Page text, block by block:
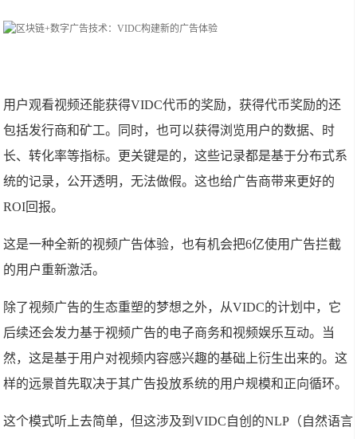
用户观看视频还能获得VIDC代币的奖励，获得代币奖励的还
包括发行商和矿工。同时，也可以获得浏览用户的数据、时
长、转化率等指标。更关键是的，这些记录都是基于分布式系
统的记录，公开透明，无法做假。这也给广告商带来更好的
ROI回报。
这是一种全新的视频广告体验，也有机会把6亿使用广告拦截
的用户重新激活。
除了视频广告的生态重塑的梦想之外，从VIDC的计划中，它
后续还会发力基于视频广告的电子商务和视频娱乐互动。当
然，这是基于用户对视频内容感兴趣的基础上衍生出来的。这
样的远景首先取决于其广告投放系统的用户规模和正向循环。
这个模式听上去简单，但这涉及到VIDC自创的NLP（自然语言